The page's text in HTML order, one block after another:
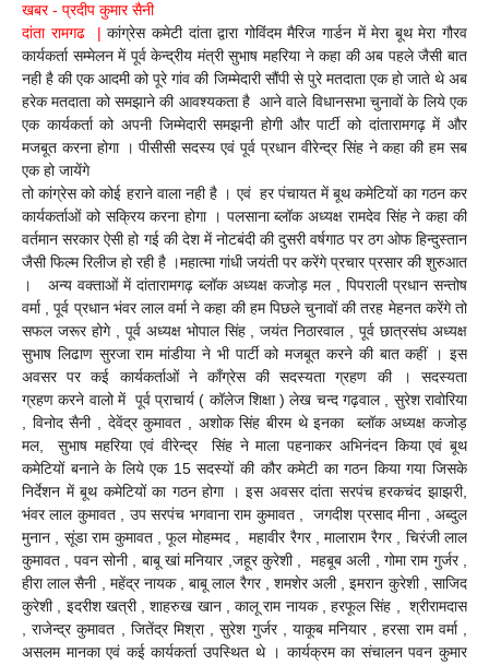
खबर - प्रदीप कुमार सैनी
दांता रामगढ | कांग्रेस कमेटी दांता द्वारा गोविंदम मैरिज गार्डन में मेरा बूथ मेरा गौरव
कार्यकर्ता सम्मेलन में पूर्व केन्द्रीय मंत्री सुभाष महरिया ने कहा की अब पहले जैसी बात
नही है की एक आदमी को पूरे गांव की जिम्मेदारी सौंपी से पुरे मतदाता एक हो जाते थे अब
हरेक मतदाता को समझाने की आवश्यकता है आने वाले विधानसभा चुनावों के लिये एक
एक कार्यकर्ता को अपनी जिम्मेदारी समझनी होगी और पार्टी को दांतारामगढ़ में और
मजबूत करना होगा । पीसीसी सदस्य एवं पूर्व प्रधान वीरेन्द्र सिंह ने कहा की हम सब
एक हो जायेंगे
तो कांग्रेस को कोई हराने वाला नही है । एवं हर पंचायत में बूथ कमेटियों का गठन कर
कार्यकर्ताओं को सक्रिय करना होगा । पलसाना ब्लॉक अध्यक्ष रामदेव सिंह ने कहा की
वर्तमान सरकार ऐसी हो गई की देश में नोटबंदी की दुसरी वर्षगाठ पर ठग ओफ हिन्दुस्तान
जैसी फिल्म रिलीज हो रही है ।महात्मा गांधी जयंती पर करेंगे प्रचार प्रसार की शुरुआत
। अन्य वक्ताओं में दांतारामगढ़ ब्लॉक अध्यक्ष कजोड़ मल , पिपराली प्रधान सन्तोष
वर्मा , पूर्व प्रधान भंवर लाल वर्मा ने कहा की हम पिछले चुनावों की तरह मेहनत करेंगे तो
सफल जरूर होगे , पूर्व अध्यक्ष भोपाल सिंह , जयंत निठारवाल , पूर्व छात्रसंघ अध्यक्ष
सुभाष लिढाण सुरजा राम मांडीया ने भी पार्टी को मजबूत करने की बात कहीं । इस
अवसर पर कई कार्यकर्ताओं ने कॉंग्रेस की सदस्यता ग्रहण की । सदस्यता
ग्रहण करने वालो में पूर्व प्राचार्य ( कॉलेज शिक्षा ) लेख चन्द गढ़वाल , सुरेश रावोरिया
, विनोद सैनी , देवेंद्र कुमावत , अशोक सिंह बीरम थे इनका ब्लॉक अध्यक्ष कजोड़
मल, सुभाष महरिया एवं वीरेन्द्र सिंह ने माला पहनाकर अभिनंदन किया एवं बूथ
कमेटियों बनाने के लिये एक 15 सदस्यों की कौर कमेटी का गठन किया गया जिसके
निर्देशन में बूथ कमेटियों का गठन होगा । इस अवसर दांता सरपंच हरकचंद झाझरी,
भंवर लाल कुमावत , उप सरपंच भगवाना राम कुमावत , जगदीश प्रसाद मीना , अब्दुल
मुनान , सूंडा राम कुमावत , फूल मोहम्मद , महावीर रैगर , मालाराम रैगर , चिरंजी लाल
कुमावत , पवन सोनी , बाबू खां मनियार ,जहूर कुरेशी , महबूब अली , गोमा राम गुर्जर ,
हीरा लाल सैनी , महेंद्र नायक , बाबू लाल रैगर , शमशेर अली , इमरान कुरेशी , साजिद
कुरेशी , इदरीश खत्री , शाहरुख खान , कालू राम नायक , हरफूल सिंह , श्रीरामदास
, राजेन्द्र कुमावत , जितेंद्र मिश्रा , सुरेश गुर्जर , याकूब मनियार , हरसा राम वर्मा ,
असलम मानका एवं कई कार्यकर्ता उपस्थित थे । कार्यक्रम का संचालन पवन कुमार